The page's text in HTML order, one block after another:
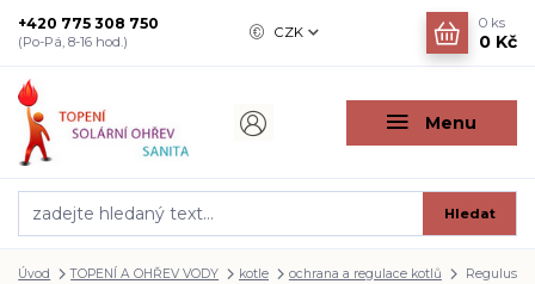
Menu
CZK
Hledat
+420 775 308 750
(Po-Pá, 8-16 hod.)
0 ks
0 Kč
Úvod TOPENÍ A OHŘEV VODY kotle ochrana a regulace kotlů
Regulus